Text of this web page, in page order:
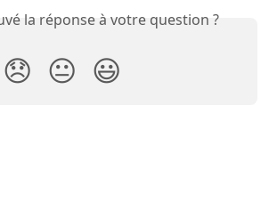
la réponse à votre question ?
😞 😐 😃